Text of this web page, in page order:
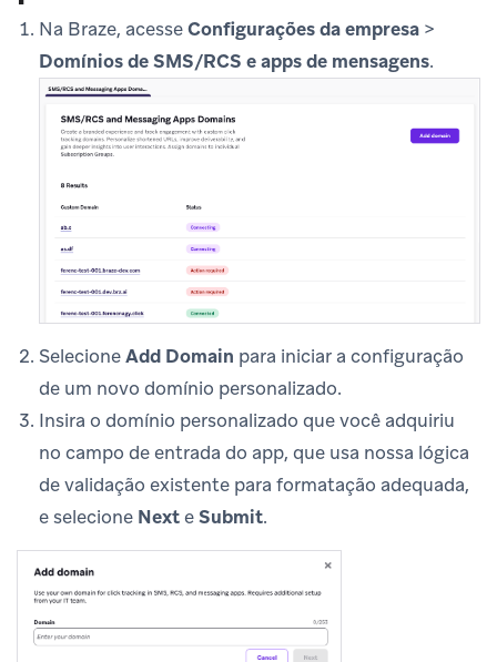
Na Braze, acesseConfigurações da empresa >
Domínios de SMS/RCS e apps de mensagens.
SelecioneAdd Domain para iniciar a configuração
de um novo domínio personalizado.
Insira o domínio personalizado que você adquiriu
no campo de entrada do app, que usa nossa lógica
de validação existente para formatação adequada,
e selecione NexteSubmit.